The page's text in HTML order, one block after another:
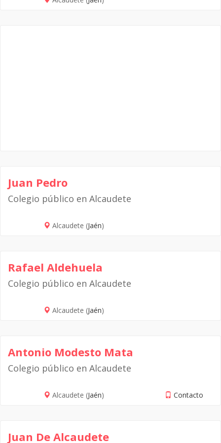
Juan Pedro
Colegio público en Alcaudete
Alcaudete (Jaén)
Rafael Aldehuela
Colegio público en Alcaudete
Alcaudete (Jaén)
Antonio Modesto Mata
Colegio público en Alcaudete
Alcaudete (Jaén) Contacto
Juan De Alcaudete